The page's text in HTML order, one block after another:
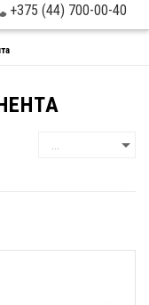
+375 (44) 700-00-40